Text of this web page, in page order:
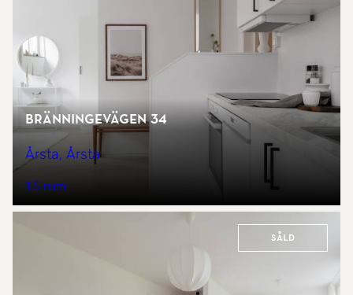
Bränningevägen 34
Årsta, Årsta
1,5 rum
Såld